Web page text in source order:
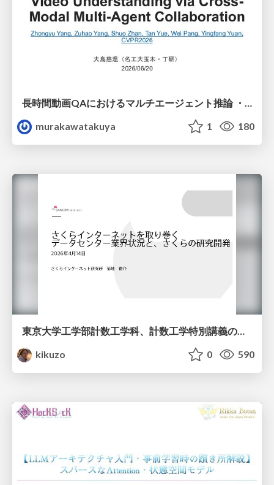
長時間動画QAにおけるマルチエージェント推論 ・SVAgent: Storyline-Guided Long Video Understanding via Cross-Modal Multi-Agent Collaboration
murakawatakuya
1 180
東京大学工学部計数工学科、計数工学特別講義の説明資料
kikuzo
0 590